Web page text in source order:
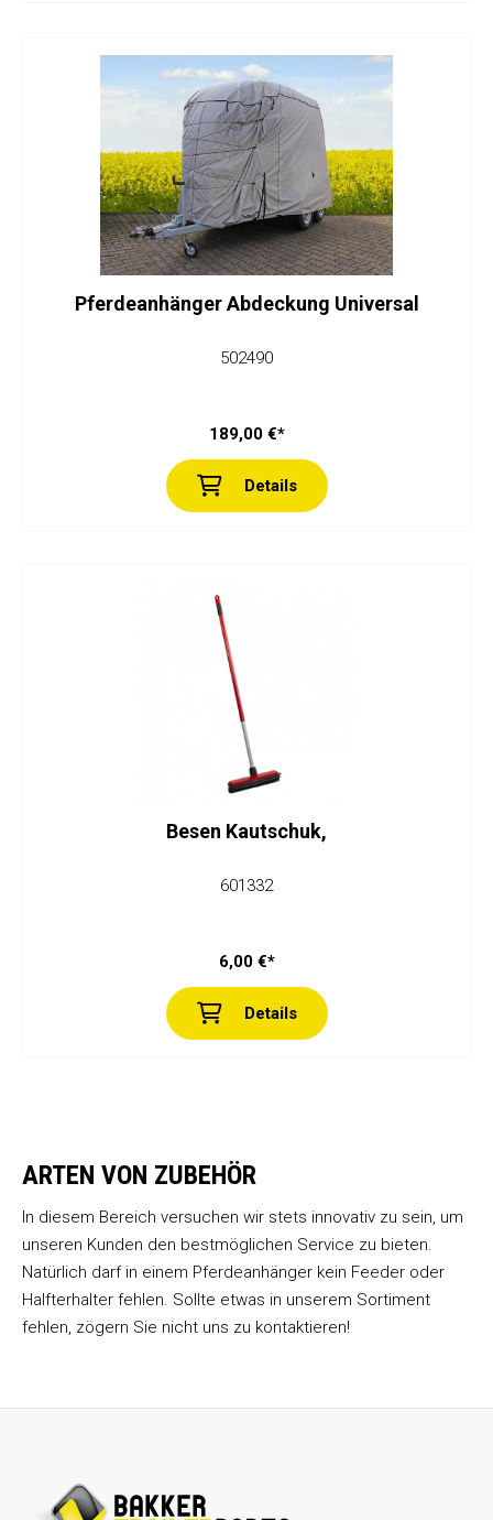
Pferdeanhänger Abdeckung Universal
502490
189,00 €*
Details
Besen Kautschuk,
601332
6,00 €*
Details
ARTEN VON ZUBEHÖR
In diesem Bereich versuchen wir stets innovativ zu sein, um
unseren Kunden den bestmöglichen Service zu bieten.
Natürlich darf in einem Pferdeanhänger kein Feeder oder
Halfterhalter fehlen. Sollte etwas in unserem Sortiment
fehlen, zögern Sie nicht uns zu kontaktieren!